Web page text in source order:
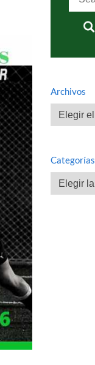
for:
Archivos
Archivos
Categorías
Categorías